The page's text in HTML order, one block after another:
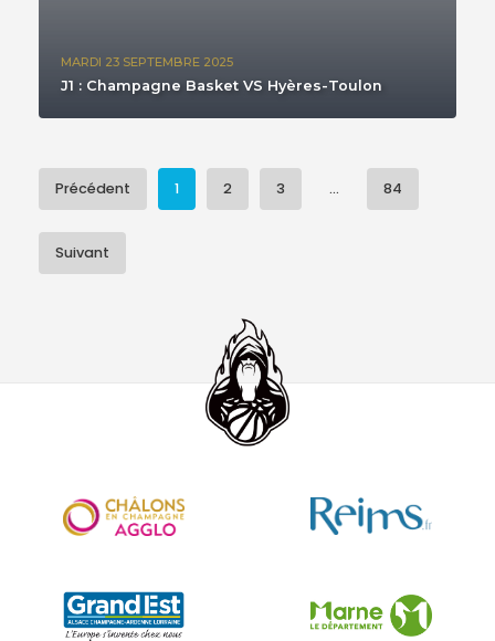
MARDI 23 SEPTEMBRE 2025
J1 : Champagne Basket VS Hyères-Toulon
Précédent 1 2 3 ... 84
Suivant